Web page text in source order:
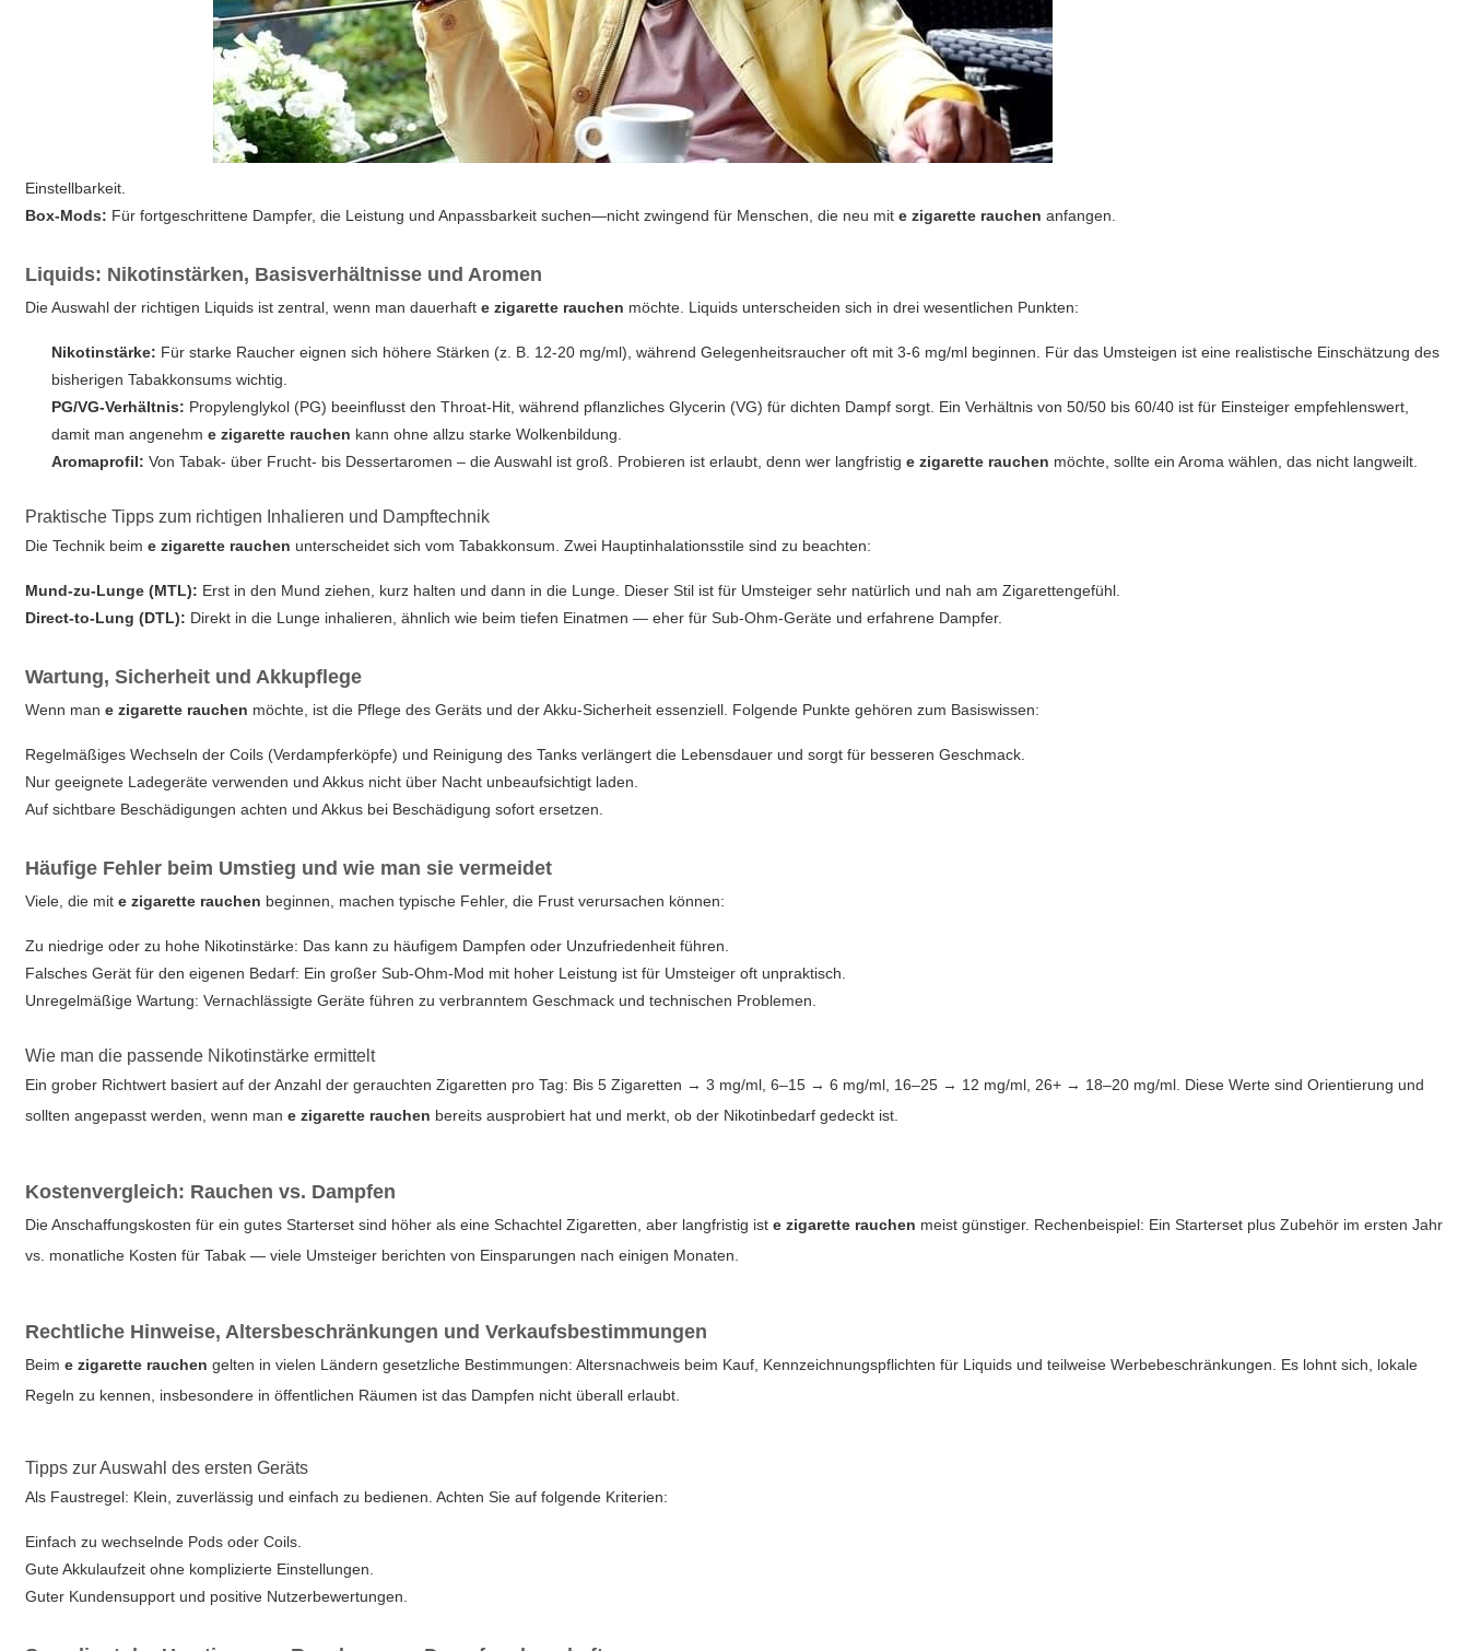
Einstellbarkeit.
Box-Mods: Für fortgeschrittene Dampfer, die Leistung und Anpassbarkeit suchen—nicht zwingend für Menschen, die neu mite zigarette rauchen anfangen.
Liquids: Nikotinstärken, Basisverhältnisse und Aromen
Die Auswahl der richtigen Liquids ist zentral, wenn man dauerhafte zigarette rauchen möchte. Liquids unterscheiden sich in drei wesentlichen Punkten:
Nikotinstärke: Für starke Raucher eignen sich höhere Stärken (z. B. 12-20 mg/ml), während Gelegenheitsraucher oft mit 3-6 mg/ml beginnen. Für das Umsteigen ist eine realistische Einschätzung des
bisherigen Tabakkonsums wichtig.
PG/VG-Verhältnis: Propylenglykol (PG) beeinflusst den Throat-Hit, während pflanzliches Glycerin (VG) für dichten Dampf sorgt. Ein Verhältnis von 50/50 bis 60/40 ist für Einsteiger empfehlenswert,
damit man angenehme zigarette rauchen kann ohne allzu starke Wolkenbildung.
Aromaprofil: Von Tabak- über Frucht- bis Dessertaromen – die Auswahl ist groß. Probieren ist erlaubt, denn wer langfristige zigarette rauchen möchte, sollte ein Aroma wählen, das nicht langweilt.
Praktische Tipps zum richtigen Inhalieren und Dampftechnik
Die Technik beime zigarette rauchen unterscheidet sich vom Tabakkonsum. Zwei Hauptinhalationsstile sind zu beachten:
Mund-zu-Lunge (MTL): Erst in den Mund ziehen, kurz halten und dann in die Lunge. Dieser Stil ist für Umsteiger sehr natürlich und nah am Zigarettengefühl.
Direct-to-Lung (DTL): Direkt in die Lunge inhalieren, ähnlich wie beim tiefen Einatmen — eher für Sub-Ohm-Geräte und erfahrene Dampfer.
Wartung, Sicherheit und Akkupflege
Wenn mane zigarette rauchen möchte, ist die Pflege des Geräts und der Akku-Sicherheit essenziell. Folgende Punkte gehören zum Basiswissen:
Regelmäßiges Wechseln der Coils (Verdampferköpfe) und Reinigung des Tanks verlängert die Lebensdauer und sorgt für besseren Geschmack.
Nur geeignete Ladegeräte verwenden und Akkus nicht über Nacht unbeaufsichtigt laden.
Auf sichtbare Beschädigungen achten und Akkus bei Beschädigung sofort ersetzen.
Häufige Fehler beim Umstieg und wie man sie vermeidet
Viele, die mite zigarette rauchen beginnen, machen typische Fehler, die Frust verursachen können:
Zu niedrige oder zu hohe Nikotinstärke: Das kann zu häufigem Dampfen oder Unzufriedenheit führen.
Falsches Gerät für den eigenen Bedarf: Ein großer Sub-Ohm-Mod mit hoher Leistung ist für Umsteiger oft unpraktisch.
Unregelmäßige Wartung: Vernachlässigte Geräte führen zu verbranntem Geschmack und technischen Problemen.
Wie man die passende Nikotinstärke ermittelt
Ein grober Richtwert basiert auf der Anzahl der gerauchten Zigaretten pro Tag: Bis 5 Zigaretten → 3 mg/ml, 6–15 → 6 mg/ml, 16–25 → 12 mg/ml, 26+ → 18–20 mg/ml. Diese Werte sind Orientierung und
sollten angepasst werden, wenn mane zigarette rauchen bereits ausprobiert hat und merkt, ob der Nikotinbedarf gedeckt ist.
Kostenvergleich: Rauchen vs. Dampfen
Die Anschaffungskosten für ein gutes Starterset sind höher als eine Schachtel Zigaretten, aber langfristig iste zigarette rauchen meist günstiger. Rechenbeispiel: Ein Starterset plus Zubehör im ersten Jahr
vs. monatliche Kosten für Tabak — viele Umsteiger berichten von Einsparungen nach einigen Monaten.
Rechtliche Hinweise, Altersbeschränkungen und Verkaufsbestimmungen
Beime zigarette rauchen gelten in vielen Ländern gesetzliche Bestimmungen: Altersnachweis beim Kauf, Kennzeichnungspflichten für Liquids und teilweise Werbebeschränkungen. Es lohnt sich, lokale
Regeln zu kennen, insbesondere in öffentlichen Räumen ist das Dampfen nicht überall erlaubt.
Tipps zur Auswahl des ersten Geräts
Als Faustregel: Klein, zuverlässig und einfach zu bedienen. Achten Sie auf folgende Kriterien:
Einfach zu wechselnde Pods oder Coils.
Gute Akkulaufzeit ohne komplizierte Einstellungen.
Guter Kundensupport und positive Nutzerbewertungen.